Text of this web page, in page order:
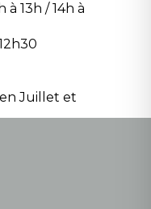
à 13h / 14h à
Juillet et